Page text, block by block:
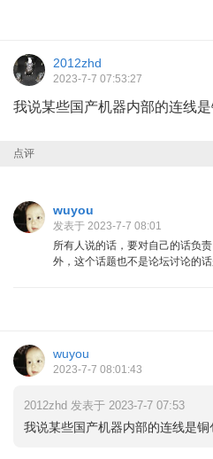
2012zhd
2023-7-7 07:53:27
我说某些国产机器内部的连线是
点评
wuyou
发表于 2023-7-7 08:01
所有人说的话，要对自己的话负
外，这个话题也不是论坛讨论的
wuyou
2023-7-7 08:01:43
2012zhd 发表于 2023-7-7 07:53
我说某些国产机器内部的连线是铜